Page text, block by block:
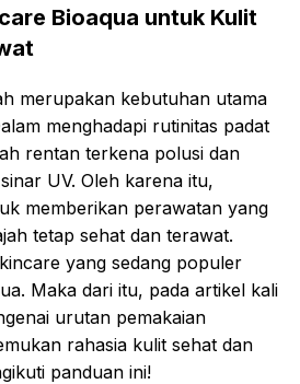
Bioaqua untuk Kulit
merupakan kebutuhan utama
menghadapi rutinitas padat
rentan terkena polusi dan
UV. Oleh karena itu,
memberikan perawatan yang
tetap sehat dan terawat.
yang sedang populer
Maka dari itu, pada artikel kali
urutan pemakaian
rahasia kulit sehat dan
panduan ini!